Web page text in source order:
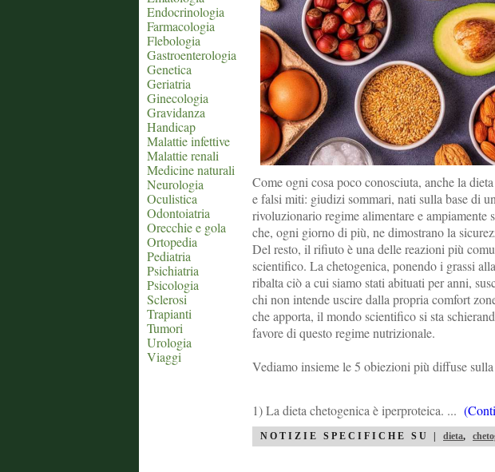
Endocrinologia
Farmacologia
Flebologia
Gastroenterologia
Genetica
Geriatria
Ginecologia
Gravidanza
Handicap
Malattie infettive
Malattie renali
Medicine naturali
Neurologia
Oculistica
Odontoiatria
Orecchie e gola
Ortopedia
Pediatria
Psichiatria
Psicologia
Sclerosi
Trapianti
Tumori
Urologia
Viaggi
Come ogni cosa poco conosciuta, anche la
e falsi miti: giudizi sommari, nati sulla base di
rivoluzionario regime alimentare e ampiamente
che, ogni giorno di più, ne dimostrano la
Del resto, il rifiuto è una delle reazioni più
scientifico. La chetogenica, ponendo i grassi
ribalta ciò a cui siamo stati abituati per anni,
chi non intende uscire dalla propria comfort
che apporta, il mondo scientifico si sta
favore di questo regime nutrizionale.
Vediamo insieme le 5 obiezioni più diffuse
1) La dieta chetogenica è iperproteica. ...
NOTIZIE SPECIFICHE SU | dieta,